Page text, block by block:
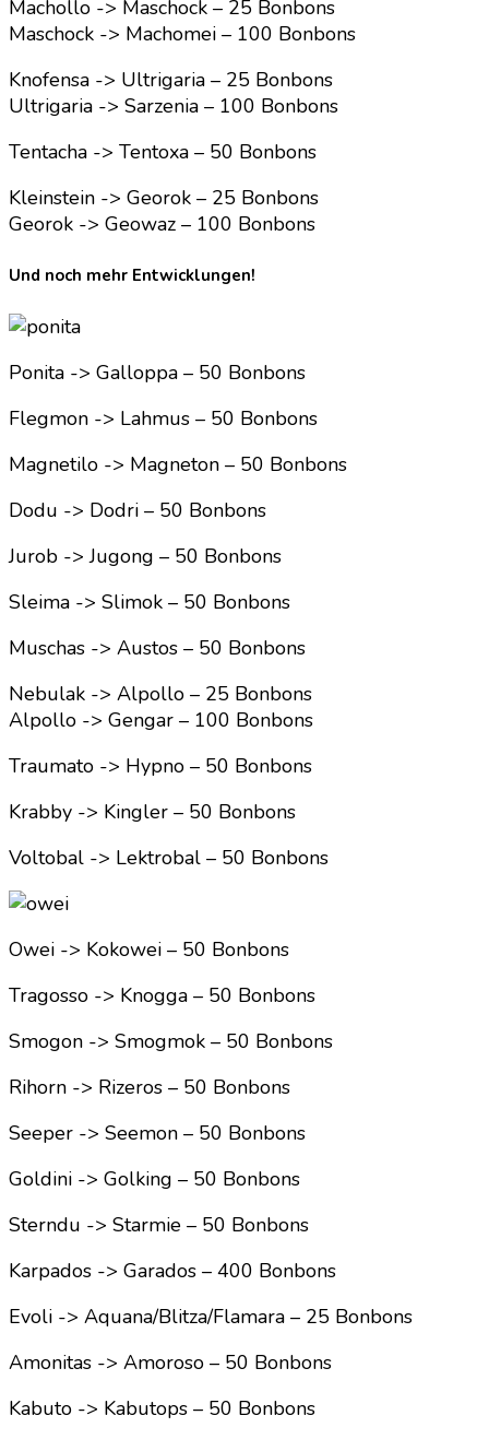
Machollo -> Maschock – 25 Bonbons
Maschock -> Machomei – 100 Bonbons
Knofensa -> Ultrigaria – 25 Bonbons
Ultrigaria -> Sarzenia – 100 Bonbons
Tentacha -> Tentoxa – 50 Bonbons
Kleinstein -> Georok – 25 Bonbons
Georok -> Geowaz – 100 Bonbons
Und noch mehr Entwicklungen!
Ponita -> Galloppa – 50 Bonbons
Flegmon -> Lahmus – 50 Bonbons
Magnetilo -> Magneton – 50 Bonbons
Dodu -> Dodri – 50 Bonbons
Jurob -> Jugong – 50 Bonbons
Sleima -> Slimok – 50 Bonbons
Muschas -> Austos – 50 Bonbons
Nebulak -> Alpollo – 25 Bonbons
Alpollo -> Gengar – 100 Bonbons
Traumato -> Hypno – 50 Bonbons
Krabby -> Kingler – 50 Bonbons
Voltobal -> Lektrobal – 50 Bonbons
Owei -> Kokowei – 50 Bonbons
Tragosso -> Knogga – 50 Bonbons
Smogon -> Smogmok – 50 Bonbons
Rihorn -> Rizeros – 50 Bonbons
Seeper -> Seemon – 50 Bonbons
Goldini -> Golking – 50 Bonbons
Sterndu -> Starmie – 50 Bonbons
Karpados -> Garados – 400 Bonbons
Evoli -> Aquana/Blitza/Flamara – 25 Bonbons
Amonitas -> Amoroso – 50 Bonbons
Kabuto -> Kabutops – 50 Bonbons